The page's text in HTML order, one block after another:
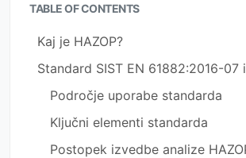
TABLE OF CONTENTS
Kaj je HAZOP?
Standard SIST EN 61882:2016-07
Področje uporabe standarda
Ključni elementi standarda
Postopek izvedbe analize